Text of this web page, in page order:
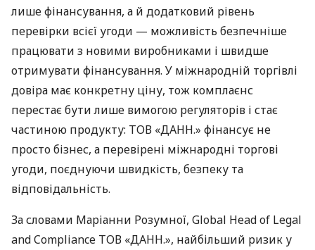
лише фінансування, а й додатковий рівень
перевірки всієї угоди — можливість безпечніше
працювати з новими виробниками і швидше
отримувати фінансування. У міжнародній торгівлі
довіра має конкретну ціну, тож комплаєнс
перестає бути лише вимогою регуляторів і стає
частиною продукту: ТОВ «ДАНН.» фінансує не
просто бізнес, а перевірені міжнародні торгові
угоди, поєднуючи швидкість, безпеку та
відповідальність.
За словами Маріанни Розумної, Global Head of Legal
and Compliance ТОВ «ДАНН.», найбільший ризик у